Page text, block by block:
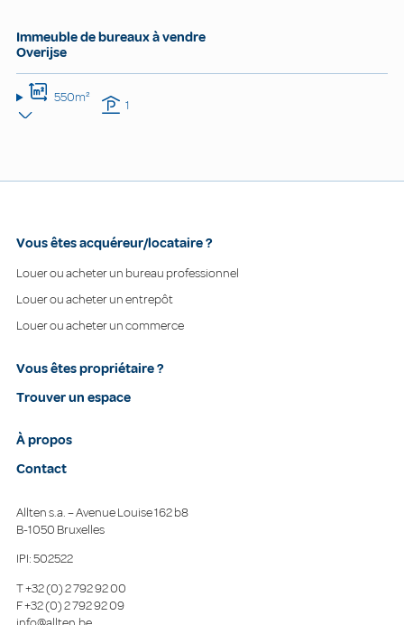
Immeuble de bureaux à vendre
Overijse
550m² 1
Vous êtes acquéreur/locataire ?
Louer ou acheter un bureau professionnel
Louer ou acheter un entrepôt
Louer ou acheter un commerce
Vous êtes propriétaire ?
Trouver un espace
À propos
Contact
Allten s.a. – Avenue Louise 162 b8
B-1050 Bruxelles
IPI: 502522
T+32 (0) 2 792 92 00
F+32 (0) 2 792 92 09